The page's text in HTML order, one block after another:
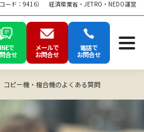
ード：9416） 経済産業省・JETRO・NEDO運営
で
合せ
メールで
お問合せ
電話で
お問合せ
コピー機・複合機のよくある質問